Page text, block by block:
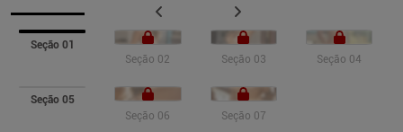
Seção 01
Seção 02
Seção 03 Seção 04
Seção 05
Seção 06
Seção 07